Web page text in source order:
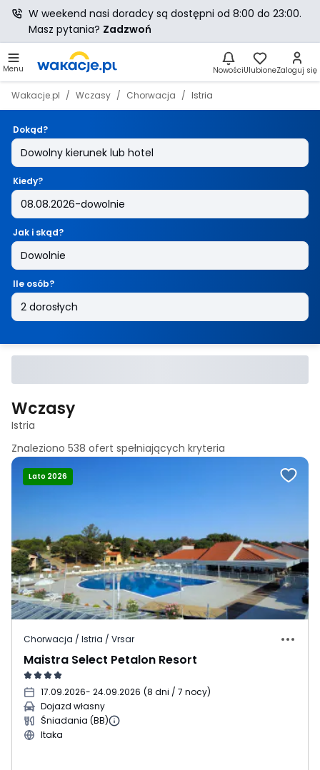
Menu NowościUlubioneZaloguj się
Wakacje.pl Wczasy Chorwacja Istria
Dokąd?
Kiedy?
Jak i skąd?
Ile osób?
Wczasy
Istria
Znaleziono 538 ofert spełniających kryteria
Lato 2026
Chorwacja / Istria / Vrsar
Maistra Select Petalon Resort
17.09.2026- 24.09.2026 (8 dni / 7 nocy)
Dojazd własny
Śniadania (BB)
Itaka
W weekend nasi doradcy są dostępni od 8:00 do 23:00.
Masz pytania? Zadzwoń